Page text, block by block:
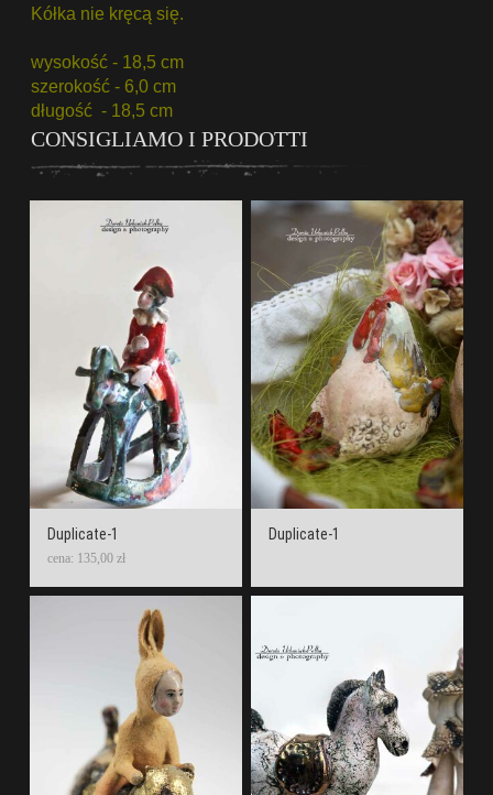
Kółka nie kręcą się.
wysokość - 18,5 cm
szerokość - 6,0 cm
długość - 18,5 cm
CONSIGLIAMO I PRODOTTI
Duplicate-1
cena: 135,00 zł
Duplicate-1